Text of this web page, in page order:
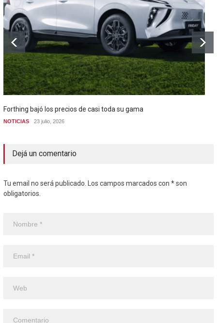
Forthing bajó los precios de casi toda su gama
NOTICIAS 23 julio, 2026
Dejá un comentario
Tu email no será publicado. Los campos marcados con * son
obligatorios.